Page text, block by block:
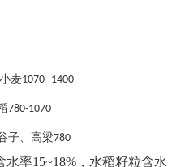
麦1070--1400
780-1070
子、高梁780
水率15~18%，水稻籽粒含水